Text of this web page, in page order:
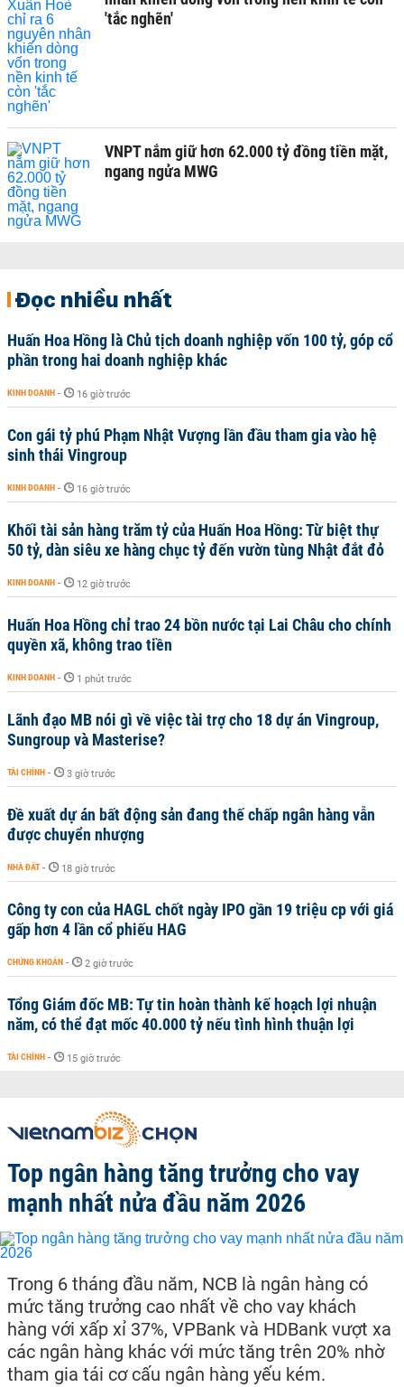
'tắc nghẽn'
VNPT nắm giữ hơn 62.000 tỷ đồng tiền mặt,
ngang ngửa MWG
Đọc nhiều nhất
Huấn Hoa Hồng là Chủ tịch doanh nghiệp vốn 100 tỷ, góp cổ
phần trong hai doanh nghiệp khác
KINH DOANH - 16 giờ trước
Con gái tỷ phú Phạm Nhật Vượng lần đầu tham gia vào hệ
sinh thái Vingroup
KINH DOANH - 16 giờ trước
Khối tài sản hàng trăm tỷ của Huấn Hoa Hồng: Từ biệt thự
50 tỷ, dàn siêu xe hàng chục tỷ đến vườn tùng Nhật đắt đỏ
KINH DOANH - 12 giờ trước
Huấn Hoa Hồng chỉ trao 24 bồn nước tại Lai Châu cho chính
quyền xã, không trao tiền
KINH DOANH - 1 phút trước
Lãnh đạo MB nói gì về việc tài trợ cho 18 dự án Vingroup,
Sungroup và Masterise?
TÀI CHÍNH - 3 giờ trước
Đề xuất dự án bất động sản đang thế chấp ngân hàng vẫn
được chuyển nhượng
NHÀ ĐẤT - 18 giờ trước
Công ty con của HAGL chốt ngày IPO gần 19 triệu cp với giá
gấp hơn 4 lần cổ phiếu HAG
CHỨNG KHOÁN - 2 giờ trước
Tổng Giám đốc MB: Tự tin hoàn thành kế hoạch lợi nhuận
năm, có thể đạt mốc 40.000 tỷ nếu tình hình thuận lợi
TÀI CHÍNH - 15 giờ trước
Top ngân hàng tăng trưởng cho vay
mạnh nhất nửa đầu năm 2026
Trong 6 tháng đầu năm, NCB là ngân hàng có
mức tăng trưởng cao nhất về cho vay khách
hàng với xấp xỉ 37%, VPBank và HDBank vượt xa
các ngân hàng khác với mức tăng trên 20% nhờ
tham gia tái cơ cấu ngân hàng yếu kém.